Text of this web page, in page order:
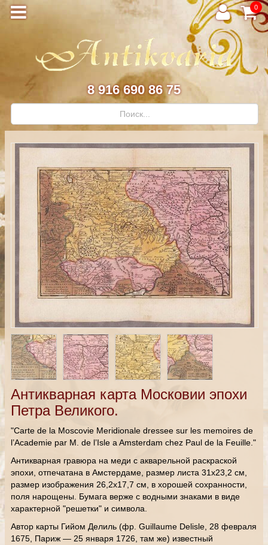
0
8 916 690 86 75
Антикварная карта Московии эпохи
Петра Великого.
"Carte de la Moscovie Meridionale dressee sur les memoires de
l’Academie par M. de l’Isle a Amsterdam chez Paul de la Feuille."
Антикварная гравюра на меди с акварельной раскраской
эпохи, отпечатана в Амстердаме, размер листа 31х23,2 см,
размер изображения 26,2х17,7 см, в хорошей сохранности,
поля нарощены. Бумага верже с водными знаками в виде
характерной "решетки" и символа.
Автор карты Гийом Делиль (фр. Guillaume Delisle, 28 февраля
1675, Париж — 25 января 1726, там же) известный